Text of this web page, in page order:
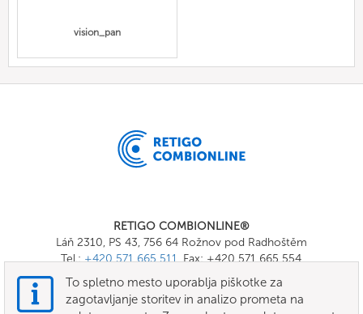
vision_pan
RETIGO COMBIONLINE®
Láň 2310, PS 43, 756 64 Rožnov pod Radhoštěm
Tel.:+420 571 665 511, Fax: +420 571 665 554
info@combionline.com
To spletno mesto uporablja piškotke za
zagotavljanje storitev in analizo prometa na